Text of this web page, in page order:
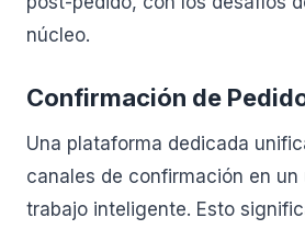
núcleo.
Confirmación de
Una plataforma dedicada
canales de confirmación en un
trabajo inteligente. Esto